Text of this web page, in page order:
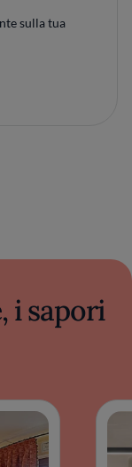
sulla tua
i sapori